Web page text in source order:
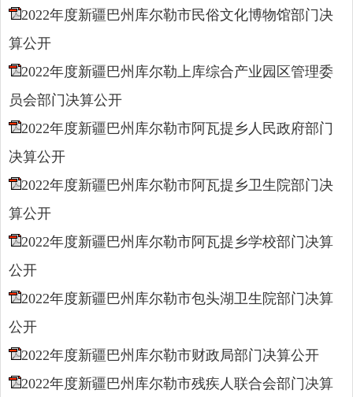
2022年度新疆巴州库尔勒市民俗文化博物馆部门决
算公开
2022年度新疆巴州库尔勒上库综合产业园区管理委
员会部门决算公开
2022年度新疆巴州库尔勒市阿瓦提乡人民政府部门
决算公开
2022年度新疆巴州库尔勒市阿瓦提乡卫生院部门决
算公开
2022年度新疆巴州库尔勒市阿瓦提乡学校部门决算
公开
2022年度新疆巴州库尔勒市包头湖卫生院部门决算
公开
2022年度新疆巴州库尔勒市财政局部门决算公开
2022年度新疆巴州库尔勒市残疾人联合会部门决算